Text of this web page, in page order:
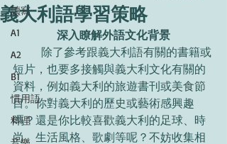
讀寫
A1
A2
B1
慣用語
料理
義大利語學習策略
深入瞭解外語文化背景
除了參考跟義大利語有關的書籍或
短片，也要多接觸與義大利文化有關的
資料，例如義大利的旅遊書刊或美食節
目。你對義大利的歷史或藝術感興趣
嗎？還是你比較喜歡義大利的足球、時
尚、生活風格、歌劇等呢？不妨收集相